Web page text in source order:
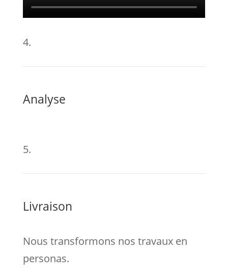
4.
Analyse
5.
Livraison
Nous transformons nos travaux en
personas.